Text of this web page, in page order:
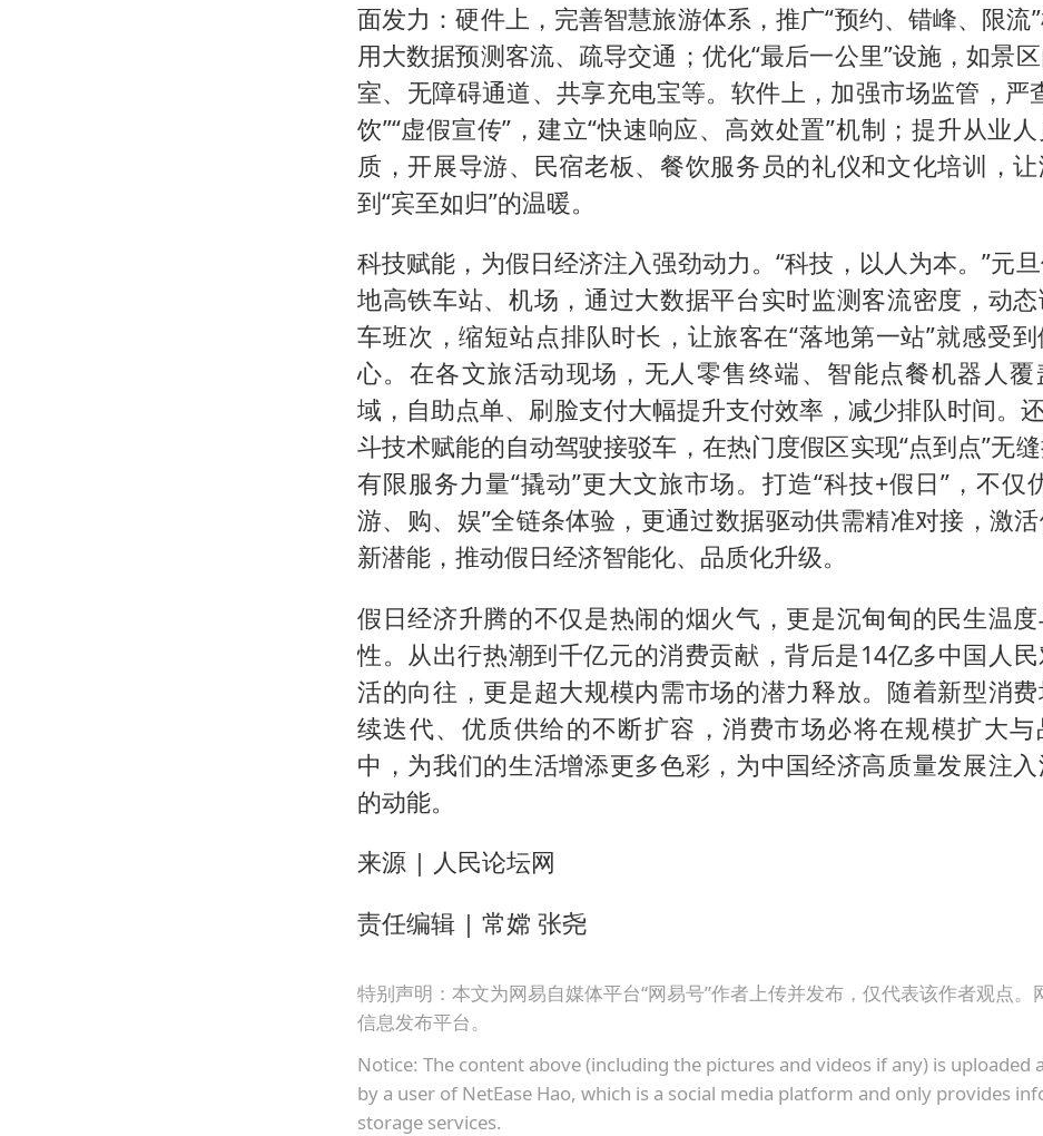
面发力：硬件上，完善智慧旅游体系，推广“预约、错峰、限流
用大数据预测客流、疏导交通；优化“最后一公里”设施，如景
室、无障碍通道、共享充电宝等。软件上，加强市场监管，严
饮”“虚假宣传”，建立“快速响应、高效处置”机制；提升从业
质，开展导游、民宿老板、餐饮服务员的礼仪和文化培训，
到“宾至如归”的温暖。
科技赋能，为假日经济注入强劲动力。“科技，以人为本。”元
地高铁车站、机场，通过大数据平台实时监测客流密度，动
车班次，缩短站点排队时长，让旅客在“落地第一站”就感受
心。在各文旅活动现场，无人零售终端、智能点餐机器人覆
域，自助点单、刷脸支付大幅提升支付效率，减少排队时间。
斗技术赋能的自动驾驶接驳车，在热门度假区实现“点到点”无
有限服务力量“撬动”更大文旅市场。打造“科技+假日”，不仅
游、购、娱”全链条体验，更通过数据驱动供需精准对接，激
新潜能，推动假日经济智能化、品质化升级。
假日经济升腾的不仅是热闹的烟火气，更是沉甸甸的民生温
性。从出行热潮到千亿元的消费贡献，背后是14亿多中国人
活的向往，更是超大规模内需市场的潜力释放。随着新型消
续迭代、优质供给的不断扩容，消费市场必将在规模扩大与
中，为我们的生活增添更多色彩，为中国经济高质量发展注
的动能。
来源 | 人民论坛网
责任编辑 | 常嫦 张尧
特别声明：本文为网易自媒体平台“网易号”作者上传并发布，仅代表该作者观点。
信息发布平台。
Notice: The content above (including the pictures and videos if any) is uploaded
by a user of NetEase Hao, which is a social media platform and only provides
storage services.